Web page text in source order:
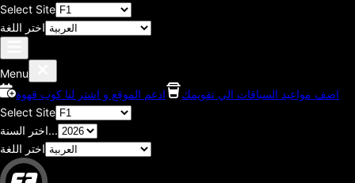
Select Site
اختر اللغة
Menu
اضف مواعيد السباقات الي تقويمك
ادعم الموقع و اشتر لنا كوب قهوة
Select Site
اختر السنة...
اختر اللغة